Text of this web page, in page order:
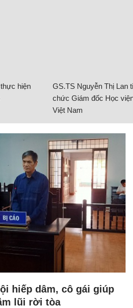
hiện
GS.TS Nguyễn Thị Lan
chức Giám đốc Học
Việt Nam
hiếp dâm, cô gái giúp
lũi rời tòa